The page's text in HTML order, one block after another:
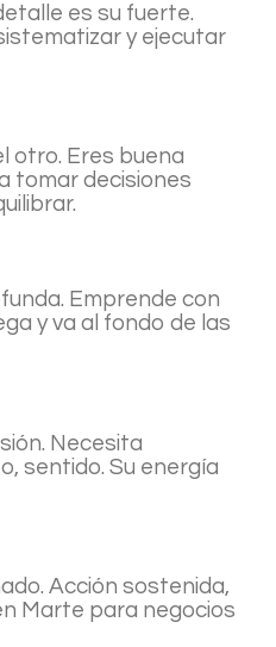
es su fuerte.
y ejecutar
otro. Eres buena
tomar decisiones
Emprende con
y va al fondo de las
Necesita
sentido. Su energía
Acción sostenida,
Marte para negocios